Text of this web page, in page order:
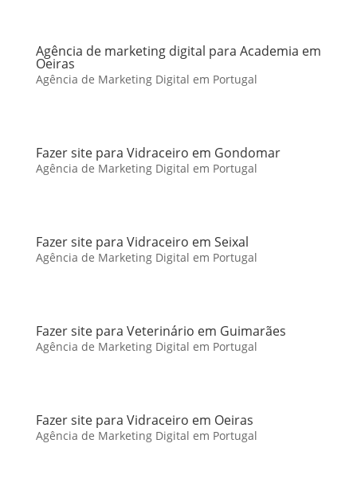
Agência de marketing digital para Academia em
Oeiras
Agência de Marketing Digital em Portugal
Fazer site para Vidraceiro em Gondomar
Agência de Marketing Digital em Portugal
Fazer site para Vidraceiro em Seixal
Agência de Marketing Digital em Portugal
Fazer site para Veterinário em Guimarães
Agência de Marketing Digital em Portugal
Fazer site para Vidraceiro em Oeiras
Agência de Marketing Digital em Portugal